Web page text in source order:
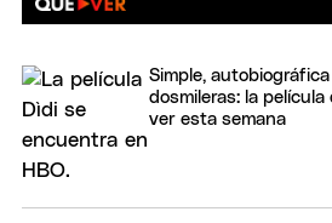
Simple,
dosmileras: la
ver esta semana